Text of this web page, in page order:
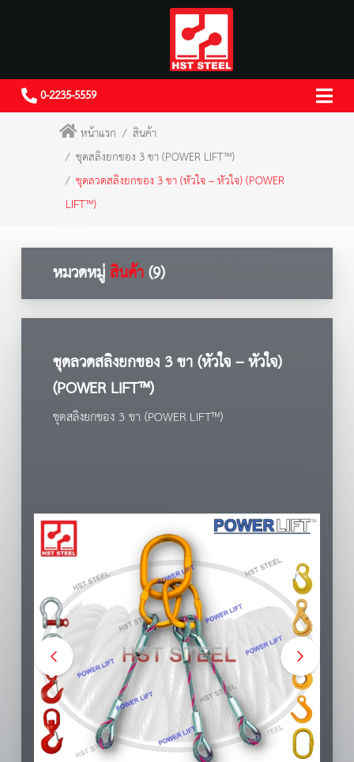
0-2235-5559
หน้าแรก
สินค้า
ชุดสลิงยกของ 3 ขา (POWER LIFT™)
ชุดลวดสลิงยกของ 3 ขา (หัวใจ – หัวใจ) (POWER
LIFT™)
หมวดหมู่สินค้า(9)
ชุดลวดสลิงยกของ 3 ขา (หัวใจ – หัวใจ)
(POWER LIFT™)
ชุดสลิงยกของ 3 ขา (POWER LIFT™)